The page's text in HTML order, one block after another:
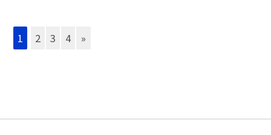
1 2 3 4 »